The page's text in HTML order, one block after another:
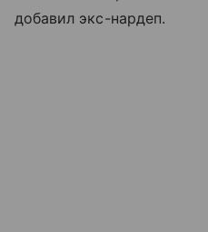
добавил экс-нардеп.